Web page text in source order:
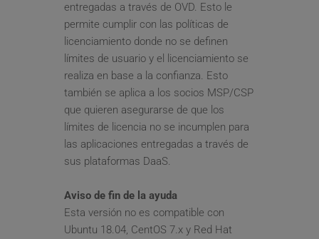
entregadas a través de OVD. Esto le
permite cumplir con las políticas de
licenciamiento donde no se definen
límites de usuario y el licenciamiento se
realiza en base a la confianza. Esto
también se aplica a los socios MSP/CSP
que quieren asegurarse de que los
límites de licencia no se incumplen para
las aplicaciones entregadas a través de
sus plataformas DaaS.
Aviso de fin de la ayuda
Esta versión no es compatible con
Ubuntu 18.04, CentOS 7.x y Red Hat